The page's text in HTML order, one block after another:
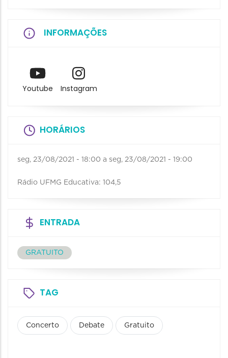
INFORMAÇÕES
Youtube Instagram
HORÁRIOS
seg, 23/08/2021 - 18:00 a seg, 23/08/2021 - 19:00
Rádio UFMG Educativa: 104,5
ENTRADA
GRATUITO
TAG
Concerto Debate Gratuito